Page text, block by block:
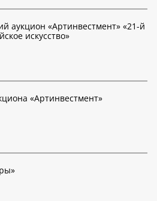
аукцион «Артинвестмент» «21-й
искусство»
«Артинвестмент»